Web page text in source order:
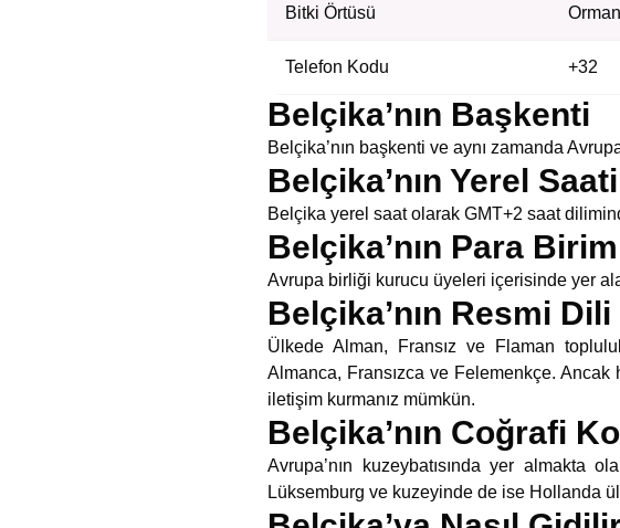
Bitki Örtüsü Orman
Telefon Kodu +32
Belçika’nın Başkenti
Belçika’nın başkenti ve aynı zamanda
Belçika’nın Yerel Saati
Belçika yerel saat olarak GMT+2 saat
Belçika’nın Para
Avrupa birliği kurucu üyeleri içerisinde yer
Belçika’nın Resmi Dili
Ülkede Alman, Fransız ve Flaman
Almanca, Fransızca ve Felemenkçe.
iletişim kurmanız mümkün.
Belçika’nın Coğrafi
Avrupa’nın kuzeybatısında yer almakta
Lüksemburg ve kuzeyinde de ise Hollanda